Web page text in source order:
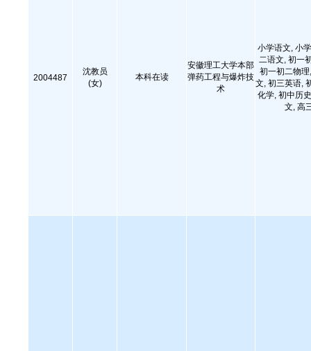
2004487
沈教员
(女)
本科在读
安徽理工大学本部
弹药工程与爆炸技
术
小学语文, 小
二语文, 初一
初一初二物
文, 初三英语,
化学, 初中历
文, 高